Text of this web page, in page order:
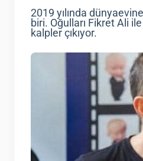
2019 yılında
biri. Oğulları Fikret Ali
kalpler çıkıyor.